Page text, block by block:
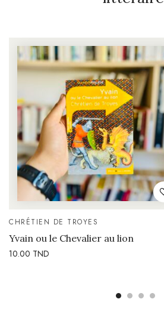
CHRÉTIEN DE TROYES
Yvain ou le Chevalier au lion
10.00 TND